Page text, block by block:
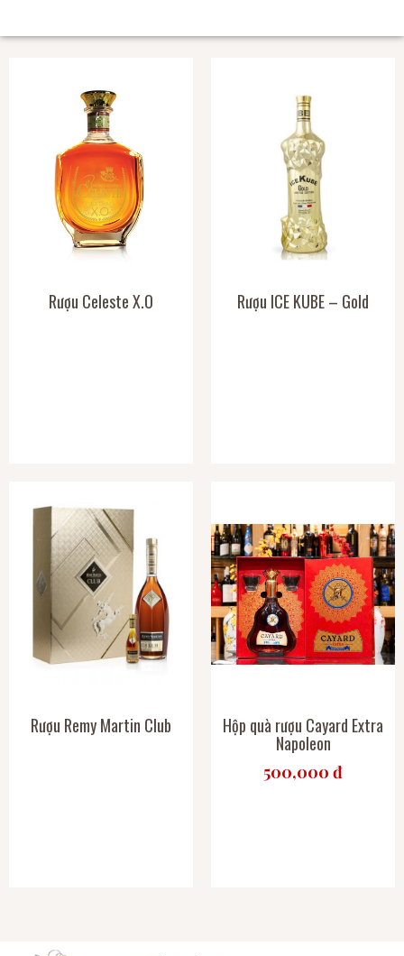
Rượu Celeste X.O Rượu ICE KUBE – Gold
Rượu Remy Martin Club Hộp quà rượu Cayard Extra
Napoleon
500,000 đ